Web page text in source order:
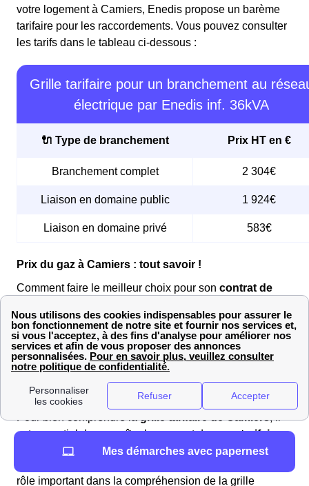
votre logement à Camiers, Enedis propose un barème
tarifaire pour les raccordements. Vous pouvez consulter
les tarifs dans le tableau ci-dessous :
Grille tarifaire pour un branchement au
électrique par Enedis inf. 36kVA
🔌 Type de branchement Prix HT en €
Branchement complet 2 304€
Liaison en domaine public 1 924€
Liaison en domaine privé 583€
Prix du gaz à Camiers : tout savoir !
Comment faire le meilleur choix pour son contrat de
tarifaire, qui englobe leszones tarifairesde votre
région Nord-Pas-De-Calais, lecoût de l’abonnement,
et lesclasses de consommation. En tenant compte de
ces facteurs, vous pourrez sélectionner le
gazqui répond le mieux à vos besoins.
Pour bien comprendre lagrille tarifaire de Camiers, il
est essentiel de connaître le concept dezone tarifaire.
rôle important dans la compréhension de la grille
Mes démarches avec papernest